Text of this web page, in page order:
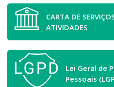
CARTA DE
ATIVIDADES
Lei Geral de
Pessoais